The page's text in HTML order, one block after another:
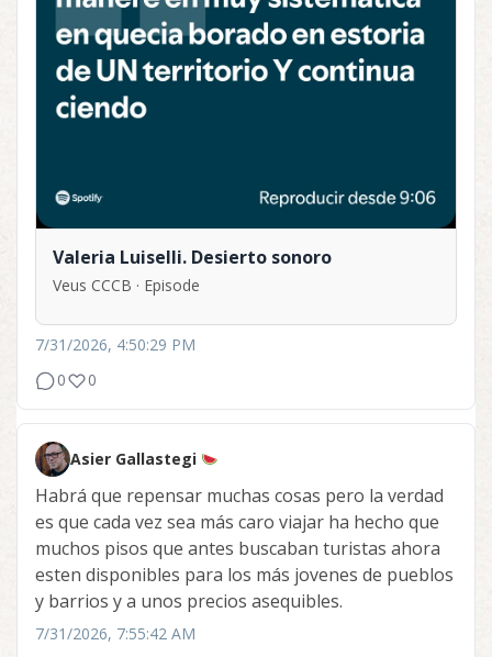
Valeria Luiselli. Desierto sonoro
Veus CCCB · Episode
7/31/2026, 4:50:29 PM
0
0
Asier Gallastegi
Habrá que repensar muchas cosas pero la verdad
es que cada vez sea más caro viajar ha hecho que
muchos pisos que antes buscaban turistas ahora
esten disponibles para los más jovenes de pueblos
y barrios y a unos precios asequibles.
7/31/2026, 7:55:42 AM